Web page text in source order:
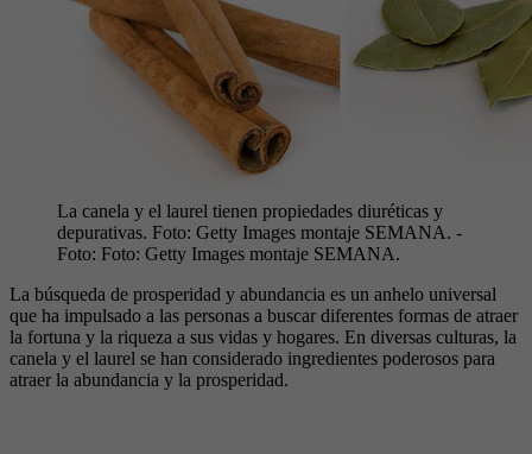
La canela y el laurel tienen propiedades diuréticas y
depurativas. Foto: Getty Images montaje SEMANA. -
Foto: Foto: Getty Images montaje SEMANA.
La búsqueda de prosperidad y abundancia es un anhelo universal
que ha impulsado a las personas a buscar diferentes formas de atraer
la fortuna y la riqueza a sus vidas y hogares. En diversas culturas, la
canela y el laurel se han considerado ingredientes poderosos para
atraer la abundancia y la prosperidad.